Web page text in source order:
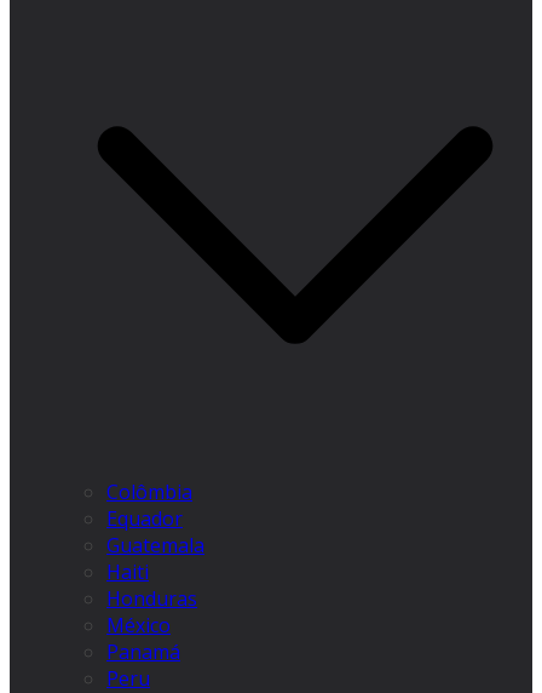
Colômbia
Equador
Guatemala
Haiti
Honduras
México
Panamá
Peru